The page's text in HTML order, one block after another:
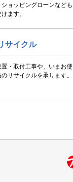
ョッピングローンなども
ます。
サイクル
・取付工事や、いまお使
リサイクルを承ります。